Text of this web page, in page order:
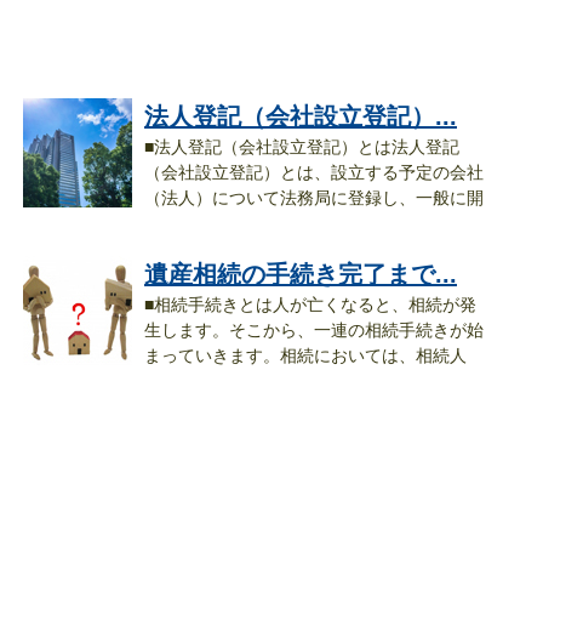
法人登記（会社設立登記）...
■法人登記（会社設立登記）とは法人登記
（会社設立登記）とは、設立する予定の会社
（法人）について法務局に登録し、一般に開
遺産相続の手続き完了まで...
■相続手続きとは人が亡くなると、相続が発
生します。そこから、一連の相続手続きが始
まっていきます。相続においては、相続人